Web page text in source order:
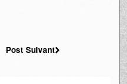
Post Suivant